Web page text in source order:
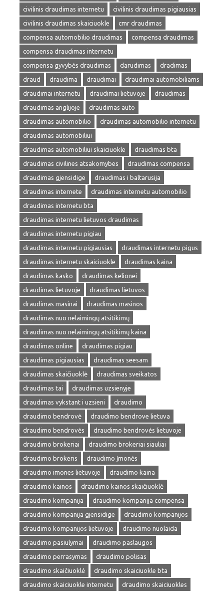
civilinis draudimas internetu
civilinis draudimas pigiausias
civilinis draudimas skaiciuokle
cmr draudimas
compensa automobilio draudimas
compensa draudimas
compensa draudimas internetu
compensa gyvybės draudimas
darudimas
dradimas
draud
draudima draudimai
draudimai automobiliams
draudimai internetu
draudimai lietuvoje
draudimas
draudimas anglijoje
draudimas auto
draudimas automobilio
draudimas automobilio internetu
draudimas automobiliui
draudimas automobiliui skaiciuokle
draudimas bta
draudimas civilines atsakomybes
draudimas compensa
draudimas gjensidige
draudimas i baltarusija
draudimas internete
draudimas internetu automobilio
draudimas internetu bta
draudimas internetu lietuvos draudimas
draudimas internetu pigiau
draudimas internetu pigiausias
draudimas internetu pigus
draudimas internetu skaiciuokle
draudimas kaina
draudimas kasko
draudimas kelionei
draudimas lietuvoje
draudimas lietuvos
draudimas masinai
draudimas masinos
draudimas nuo nelaimingų atsitikimų
draudimas nuo nelaimingų atsitikimų kaina
draudimas online
draudimas pigiau
draudimas pigiausias
draudimas seesam
draudimas skaičiuoklė
draudimas sveikatos
draudimas tai
draudimas uzsienyje
draudimas vykstant i uzsieni
draudimo
draudimo bendrovė
draudimo bendrove lietuva
draudimo bendrovės
draudimo bendrovės lietuvoje
draudimo brokeriai
draudimo brokeriai siauliai
draudimo brokeris
draudimo įmonės
draudimo imones lietuvoje
draudimo kaina
draudimo kainos
draudimo kainos skaičiuoklė
draudimo kompanija
draudimo kompanija compensa
draudimo kompanija gjensidige
draudimo kompanijos
draudimo kompanijos lietuvoje
draudimo nuolaida
draudimo pasiulymai
draudimo paslaugos
draudimo perrasymas
draudimo polisas
draudimo skaičiuoklė
draudimo skaiciuokle bta
draudimo skaiciuokle internetu
draudimo skaiciuokles